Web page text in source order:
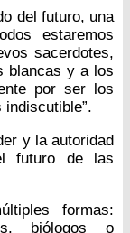
del futuro, una
estaremos
sacerdotes,
blancas y a los
por ser los
indiscutible”.
y la autoridad
futuro de las
formas:
biólogos o